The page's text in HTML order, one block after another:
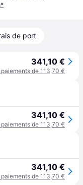
de port
341,10 €
de 113,70 €
341,10 €
de 113,70 €
341,10 €
de 113,70 €